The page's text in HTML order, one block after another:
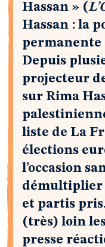
Hassan » (
Hassan : la
permanente
Depuis
projecteur
sur Rima
liste de La
élections
l’occasion
démultiplier
et partis
(très) loin
presse